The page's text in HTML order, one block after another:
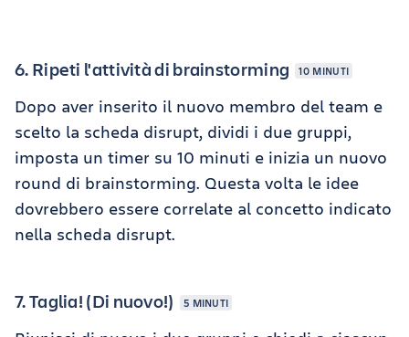
6. Ripeti l'attività di brainstorming 10 MINUTI
Dopo aver inserito il nuovo membro del team e
scelto la scheda disrupt, dividi i due gruppi,
imposta un timer su 10 minuti e inizia un nuovo
round di brainstorming. Questa volta le idee
dovrebbero essere correlate al concetto indicato
nella scheda disrupt.
7. Taglia! (Di nuovo!) 5 MINUTI